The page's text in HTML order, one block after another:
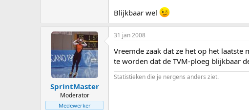
Blijkbaar wel
SprintMaster
Moderator
Medewerker
31 jan 2008
Vreemde zaak dat ze het op het
te worden dat de TVM-ploeg blijkbaar
Statistieken die je nergens anders ziet.